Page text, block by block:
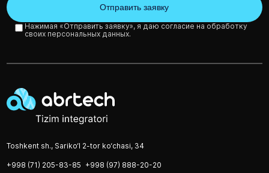
Нажимая «Отправить заявку», я даю согласие на обработку
своих персональных данных.
Toshkent sh., Sariko‘l 2-tor ko‘chasi, 34
+998 (71) 205-83-85 +998 (97) 888-20-20